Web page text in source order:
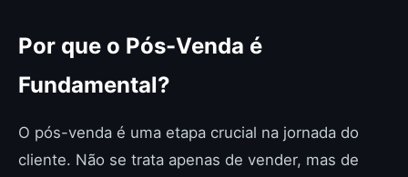
Por que o Pós-Venda é
Fundamental?
O pós-venda é uma etapa crucial na jornada do
cliente. Não se trata apenas de vender, mas de